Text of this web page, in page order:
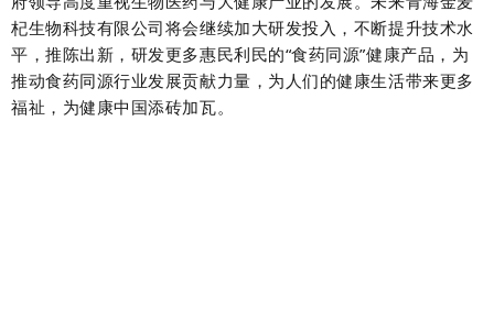
杞生物科技有限公司将会继续加大研发投入，不断提升技术水
平，推陈出新，研发更多惠民利民的“食药同源”健康产品，为
推动食药同源行业发展贡献力量，为人们的健康生活带来更多
福祉，为健康中国添砖加瓦。